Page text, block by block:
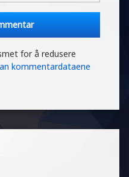
for å redusere
kommentardataene